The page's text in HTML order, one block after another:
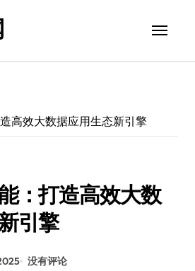
高效大数据应用生态新引擎
：打造高效大数
引擎
没有评论